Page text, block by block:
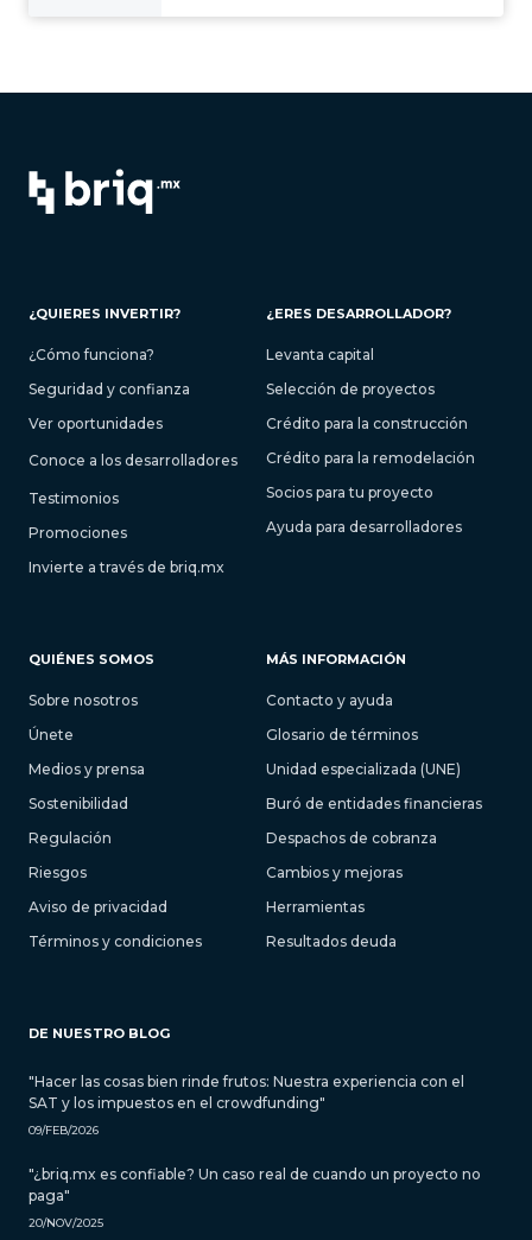
¿QUIERES INVERTIR?
¿Cómo funciona?
Seguridad y confianza
Ver oportunidades
Conoce a los desarrolladores
Testimonios
Promociones
Invierte a través de briq.mx
¿ERES DESARROLLADOR?
Levanta capital
Selección de proyectos
Crédito para la construcción
Crédito para la remodelación
Socios para tu proyecto
Ayuda para desarrolladores
QUIÉNES SOMOS
Sobre nosotros
Únete
Medios y prensa
Sostenibilidad
Regulación
Riesgos
Aviso de privacidad
Términos y condiciones
MÁS INFORMACIÓN
Contacto y ayuda
Glosario de términos
Unidad especializada (UNE)
Buró de entidades financieras
Despachos de cobranza
Cambios y mejoras
Herramientas
Resultados deuda
DE NUESTRO BLOG
"Hacer las cosas bien rinde frutos: Nuestra experiencia con el
SAT y los impuestos en el crowdfunding"
09/FEB/2026
"¿briq.mx es confiable? Un caso real de cuando un proyecto no
paga"
20/NOV/2025